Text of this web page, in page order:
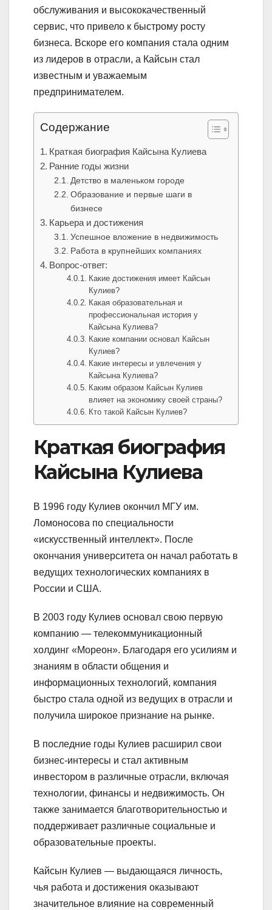
обслуживания и высококачественный
сервис, что привело к быстрому росту
бизнеса. Вскоре его компания стала одним
из лидеров в отрасли, а Кайсын стал
известным и уважаемым
предпринимателем.
Содержание
Краткая биография Кайсына Кулиева
Ранние годы жизни
Детство в маленьком городе
Образование и первые шаги в
бизнесе
Карьера и достижения
Успешное вложение в недвижимость
Работа в крупнейших компаниях
Вопрос-ответ:
Какие достижения имеет Кайсын
Кулиев?
Какая образовательная и
профессиональная история у
Кайсына Кулиева?
Какие компании основал Кайсын
Кулиев?
Какие интересы и увлечения у
Кайсына Кулиева?
Каким образом Кайсын Кулиев
влияет на экономику своей страны?
Кто такой Кайсын Кулиев?
Краткая биография
Кайсына Кулиева
В 1996 году Кулиев окончил МГУ им.
Ломоносова по специальности
«искусственный интеллект». После
окончания университета он начал работать в
ведущих технологических компаниях в
России и США.
В 2003 году Кулиев основал свою первую
компанию — телекоммуникационный
холдинг «Мореон». Благодаря его усилиям и
знаниям в области общения и
информационных технологий, компания
быстро стала одной из ведущих в отрасли и
получила широкое признание на рынке.
В последние годы Кулиев расширил свои
бизнес-интересы и стал активным
инвестором в различные отрасли, включая
технологии, финансы и недвижимость. Он
также занимается благотворительностью и
поддерживает различные социальные и
образовательные проекты.
Кайсын Кулиев — выдающаяся личность,
чья работа и достижения оказывают
значительное влияние на современный